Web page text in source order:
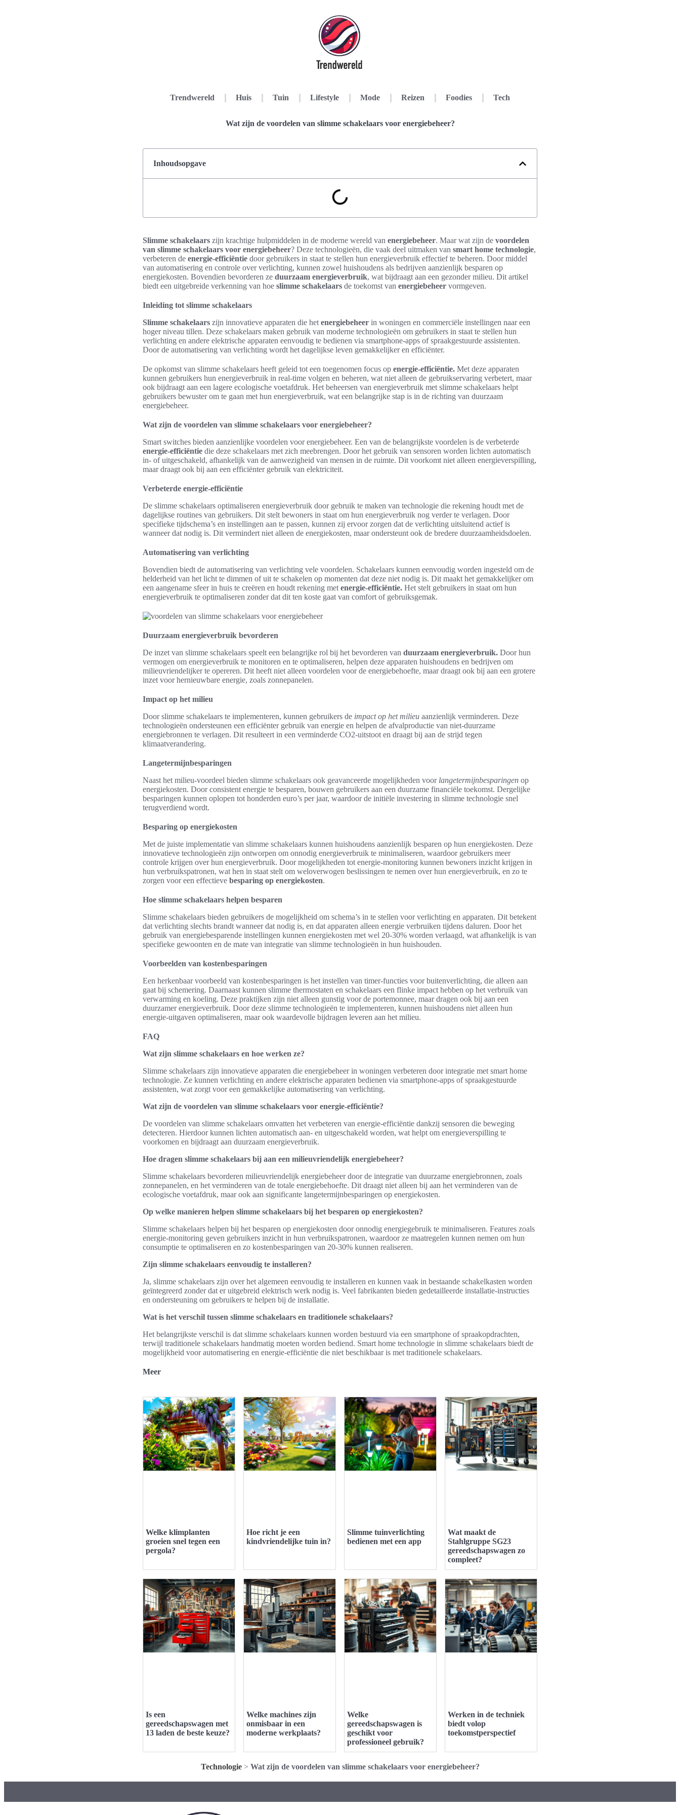
Trendwereld Huis Tuin Lifestyle Mode Reizen Foodies Tech
Wat zijn de voordelen van slimme schakelaars voor energiebeheer?
Inhoudsopgave
Slimme schakelaars zijn krachtige hulpmiddelen in de moderne wereld van energiebeheer. Maar wat zijn de voordelen
van slimme schakelaars voor energiebeheer? Deze technologieën, die vaak deel uitmaken van smart home technologie,
verbeteren de energie-efficiëntie door gebruikers in staat te stellen hun energieverbruik effectief te beheren. Door middel
van automatisering en controle over verlichting, kunnen zowel huishoudens als bedrijven aanzienlijk besparen op
energiekosten. Bovendien bevorderen ze duurzaam energieverbruik, wat bijdraagt aan een gezonder milieu. Dit artikel
biedt een uitgebreide verkenning van hoe slimme schakelaars de toekomst van energiebeheer vormgeven.
Inleiding tot slimme schakelaars
Slimme schakelaars zijn innovatieve apparaten die het energiebeheer in woningen en commerciële instellingen naar een
hoger niveau tillen. Deze schakelaars maken gebruik van moderne technologieën om gebruikers in staat te stellen hun
verlichting en andere elektrische apparaten eenvoudig te bedienen via smartphone-apps of spraakgestuurde assistenten.
Door de automatisering van verlichting wordt het dagelijkse leven gemakkelijker en efficiënter.
De opkomst van slimme schakelaars heeft geleid tot een toegenomen focus op energie-efficiëntie. Met deze apparaten
kunnen gebruikers hun energieverbruik in real-time volgen en beheren, wat niet alleen de gebruikservaring verbetert, maar
ook bijdraagt aan een lagere ecologische voetafdruk. Het beheersen van energieverbruik met slimme schakelaars helpt
gebruikers bewuster om te gaan met hun energieverbruik, wat een belangrijke stap is in de richting van duurzaam
energiebeheer.
Wat zijn de voordelen van slimme schakelaars voor energiebeheer?
Smart switches bieden aanzienlijke voordelen voor energiebeheer. Een van de belangrijkste voordelen is de verbeterde
energie-efficiëntie die deze schakelaars met zich meebrengen. Door het gebruik van sensoren worden lichten automatisch
in- of uitgeschakeld, afhankelijk van de aanwezigheid van mensen in de ruimte. Dit voorkomt niet alleen energieverspilling,
maar draagt ook bij aan een efficiënter gebruik van elektriciteit.
Verbeterde energie-efficiëntie
De slimme schakelaars optimaliseren energieverbruik door gebruik te maken van technologie die rekening houdt met de
dagelijkse routines van gebruikers. Dit stelt bewoners in staat om hun energieverbruik nog verder te verlagen. Door
specifieke tijdschema’s en instellingen aan te passen, kunnen zij ervoor zorgen dat de verlichting uitsluitend actief is
wanneer dat nodig is. Dit vermindert niet alleen de energiekosten, maar ondersteunt ook de bredere duurzaamheidsdoelen.
Automatisering van verlichting
Bovendien biedt de automatisering van verlichting vele voordelen. Schakelaars kunnen eenvoudig worden ingesteld om de
helderheid van het licht te dimmen of uit te schakelen op momenten dat deze niet nodig is. Dit maakt het gemakkelijker om
een aangename sfeer in huis te creëren en houdt rekening met energie-efficiëntie. Het stelt gebruikers in staat om hun
energieverbruik te optimaliseren zonder dat dit ten koste gaat van comfort of gebruiksgemak.
Duurzaam energieverbruik bevorderen
De inzet van slimme schakelaars speelt een belangrijke rol bij het bevorderen van duurzaam energieverbruik. Door hun
vermogen om energieverbruik te monitoren en te optimaliseren, helpen deze apparaten huishoudens en bedrijven om
milieuvriendelijker te opereren. Dit heeft niet alleen voordelen voor de energiebehoefte, maar draagt ook bij aan een grotere
inzet voor hernieuwbare energie, zoals zonnepanelen.
Impact op het milieu
Door slimme schakelaars te implementeren, kunnen gebruikers de impact op het milieu aanzienlijk verminderen. Deze
technologieën ondersteunen een efficiënter gebruik van energie en helpen de afvalproductie van niet-duurzame
energiebronnen te verlagen. Dit resulteert in een verminderde CO2-uitstoot en draagt bij aan de strijd tegen
klimaatverandering.
Langetermijnbesparingen
Naast het milieu-voordeel bieden slimme schakelaars ook geavanceerde mogelijkheden voor langetermijnbesparingen op
energiekosten. Door consistent energie te besparen, bouwen gebruikers aan een duurzame financiële toekomst. Dergelijke
besparingen kunnen oplopen tot honderden euro’s per jaar, waardoor de initiële investering in slimme technologie snel
terugverdiend wordt.
Besparing op energiekosten
Met de juiste implementatie van slimme schakelaars kunnen huishoudens aanzienlijk besparen op hun energiekosten. Deze
innovatieve technologieën zijn ontworpen om onnodig energieverbruik te minimaliseren, waardoor gebruikers meer
controle krijgen over hun energieverbruik. Door mogelijkheden tot energie-monitoring kunnen bewoners inzicht krijgen in
hun verbruikspatronen, wat hen in staat stelt om weloverwogen beslissingen te nemen over hun energieverbruik, en zo te
zorgen voor een effectieve besparing op energiekosten.
Hoe slimme schakelaars helpen besparen
Slimme schakelaars bieden gebruikers de mogelijkheid om schema’s in te stellen voor verlichting en apparaten. Dit betekent
dat verlichting slechts brandt wanneer dat nodig is, en dat apparaten alleen energie verbruiken tijdens daluren. Door het
gebruik van energiebesparende instellingen kunnen energiekosten met wel 20-30% worden verlaagd, wat afhankelijk is van
specifieke gewoonten en de mate van integratie van slimme technologieën in hun huishouden.
Voorbeelden van kostenbesparingen
Een herkenbaar voorbeeld van kostenbesparingen is het instellen van timer-functies voor buitenverlichting, die alleen aan
gaat bij schemering. Daarnaast kunnen slimme thermostaten en schakelaars een flinke impact hebben op het verbruik van
verwarming en koeling. Deze praktijken zijn niet alleen gunstig voor de portemonnee, maar dragen ook bij aan een
duurzamer energieverbruik. Door deze slimme technologieën te implementeren, kunnen huishoudens niet alleen hun
energie-uitgaven optimaliseren, maar ook waardevolle bijdragen leveren aan het milieu.
FAQ
Wat zijn slimme schakelaars en hoe werken ze?
Slimme schakelaars zijn innovatieve apparaten die energiebeheer in woningen verbeteren door integratie met smart home
technologie. Ze kunnen verlichting en andere elektrische apparaten bedienen via smartphone-apps of spraakgestuurde
assistenten, wat zorgt voor een gemakkelijke automatisering van verlichting.
Wat zijn de voordelen van slimme schakelaars voor energie-efficiëntie?
De voordelen van slimme schakelaars omvatten het verbeteren van energie-efficiëntie dankzij sensoren die beweging
detecteren. Hierdoor kunnen lichten automatisch aan- en uitgeschakeld worden, wat helpt om energieverspilling te
voorkomen en bijdraagt aan duurzaam energieverbruik.
Hoe dragen slimme schakelaars bij aan een milieuvriendelijk energiebeheer?
Slimme schakelaars bevorderen milieuvriendelijk energiebeheer door de integratie van duurzame energiebronnen, zoals
zonnepanelen, en het verminderen van de totale energiebehoefte. Dit draagt niet alleen bij aan het verminderen van de
ecologische voetafdruk, maar ook aan significante langetermijnbesparingen op energiekosten.
Op welke manieren helpen slimme schakelaars bij het besparen op energiekosten?
Slimme schakelaars helpen bij het besparen op energiekosten door onnodig energiegebruik te minimaliseren. Features zoals
energie-monitoring geven gebruikers inzicht in hun verbruikspatronen, waardoor ze maatregelen kunnen nemen om hun
consumptie te optimaliseren en zo kostenbesparingen van 20-30% kunnen realiseren.
Zijn slimme schakelaars eenvoudig te installeren?
Ja, slimme schakelaars zijn over het algemeen eenvoudig te installeren en kunnen vaak in bestaande schakelkasten worden
geïntegreerd zonder dat er uitgebreid elektrisch werk nodig is. Veel fabrikanten bieden gedetailleerde installatie-instructies
en ondersteuning om gebruikers te helpen bij de installatie.
Wat is het verschil tussen slimme schakelaars en traditionele schakelaars?
Het belangrijkste verschil is dat slimme schakelaars kunnen worden bestuurd via een smartphone of spraakopdrachten,
terwijl traditionele schakelaars handmatig moeten worden bediend. Smart home technologie in slimme schakelaars biedt de
mogelijkheid voor automatisering en energie-efficiëntie die niet beschikbaar is met traditionele schakelaars.
Meer
Welke klimplanten
groeien snel tegen een
pergola?
Hoe richt je een
kindvriendelijke tuin in?
Slimme tuinverlichting
bedienen met een app
Wat maakt de
Stahlgruppe SG23
gereedschapswagen zo
compleet?
Is een
gereedschapswagen met
13 laden de beste keuze?
Welke machines zijn
onmisbaar in een
moderne werkplaats?
Welke
gereedschapswagen is
geschikt voor
professioneel gebruik?
Werken in de techniek
biedt volop
toekomstperspectief
Technologie> Wat zijn de voordelen van slimme schakelaars voor energiebeheer?